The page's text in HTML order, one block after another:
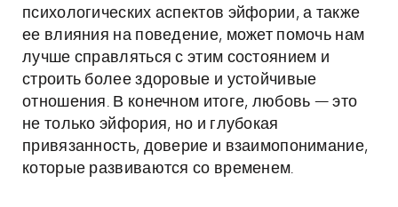
психологических аспектов эйфории, а также
ее влияния на поведение, может помочь нам
лучше справляться с этим состоянием и
строить более здоровые и устойчивые
отношения. В конечном итоге, любовь — это
не только эйфория, но и глубокая
привязанность, доверие и взаимопонимание,
которые развиваются со временем.